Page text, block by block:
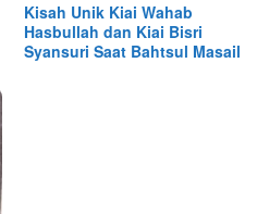
Kisah Unik Kiai Wahab
Hasbullah dan Kiai Bisri
Syansuri Saat Bahtsul Masail